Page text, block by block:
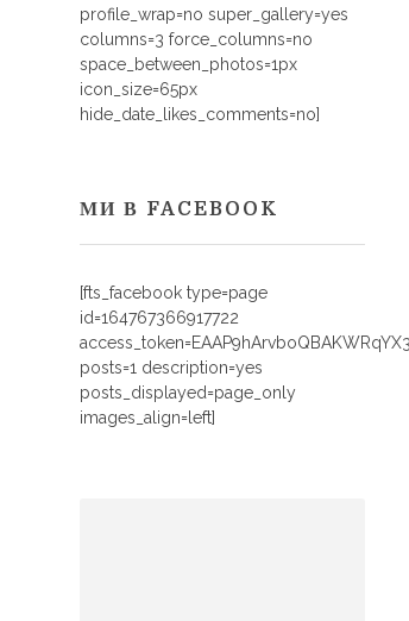
profile_wrap=no super_gallery=yes
columns=3 force_columns=no
space_between_photos=1px
icon_size=65px
hide_date_likes_comments=no]
МИ В FACEBOOK
[fts_facebook type=page
id=164767366917722
posts=1 description=yes
posts_displayed=page_only
images_align=left]